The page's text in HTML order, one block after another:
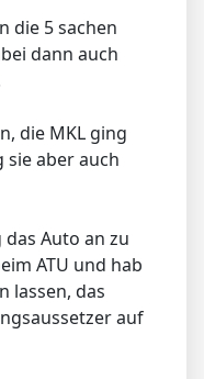
die 5 sachen
dann auch
die MKL ging
sie aber auch
Auto an zu
ATU und hab
lassen, das
auf